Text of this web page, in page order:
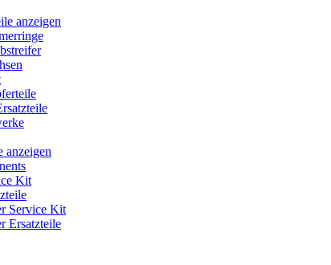
anzeigen
anzeigen
Kit
Service Kit
Ersatzteile